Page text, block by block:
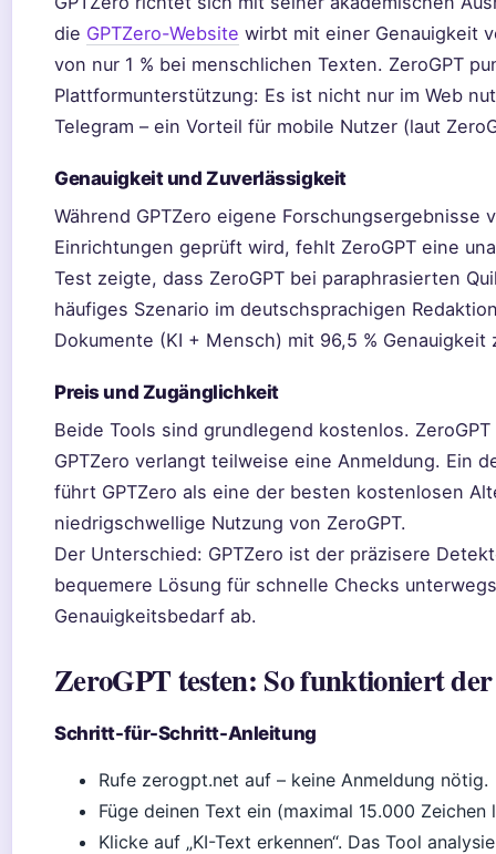
die GPTZero-Website wirbt mit einer Genauigkeit
von nur 1 % bei menschlichen Texten. ZeroGPT
Plattformunterstützung: Es ist nicht nur im Web
Telegram – ein Vorteil für mobile Nutzer (laut
Genauigkeit und Zuverlässigkeit
Während GPTZero eigene Forschungsergebnisse
Einrichtungen geprüft wird, fehlt ZeroGPT eine
Test zeigte, dass ZeroGPT bei paraphrasierten
häufiges Szenario im deutschsprachigen
Dokumente (KI + Mensch) mit 96,5 % Genauigkeit
Preis und Zugänglichkeit
Beide Tools sind grundlegend kostenlos.
GPTZero verlangt teilweise eine Anmeldung. Ein
führt GPTZero als eine der besten kostenlosen
niedrigschwellige Nutzung von ZeroGPT.
Der Unterschied: GPTZero ist der präzisere
bequemere Lösung für schnelle Checks
Genauigkeitsbedarf ab.
ZeroGPT testen: So funktioniert
Schritt-für-Schritt-Anleitung
Rufe zerogpt.net auf – keine Anmeldung nötig.
Füge deinen Text ein (maximal 15.000 Zeichen
Klicke auf „KI-Text erkennen“. Das Tool